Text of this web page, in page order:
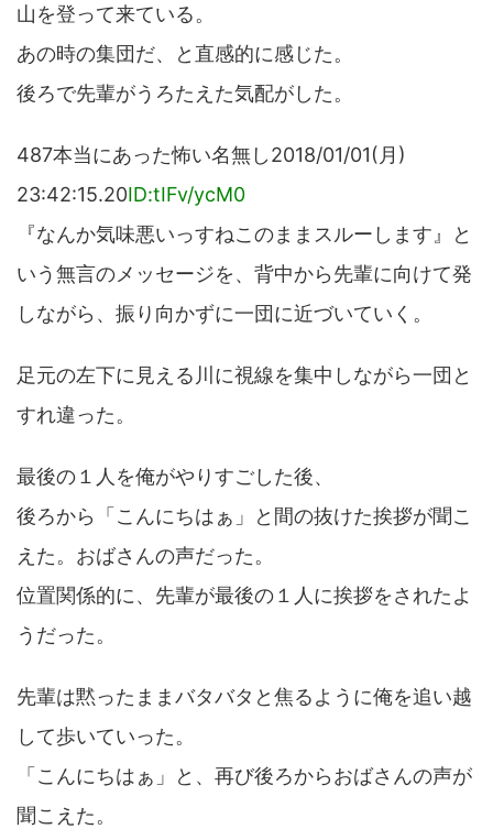
山を登って来ている。
あの時の集団だ、と直感的に感じた。
後ろで先輩がうろたえた気配がした。
487本当にあった怖い名無し2018/01/01(月)
23:42:15.20ID:tIFv/ycM0
『なんか気味悪いっすねこのままスルーします』と
いう無言のメッセージを、背中から先輩に向けて発
しながら、振り向かずに一団に近づいていく。
足元の左下に見える川に視線を集中しながら一団と
すれ違った。
最後の１人を俺がやりすごした後、
後ろから「こんにちはぁ」と間の抜けた挨拶が聞こ
えた。おばさんの声だった。
位置関係的に、先輩が最後の１人に挨拶をされたよ
うだった。
先輩は黙ったままバタバタと焦るように俺を追い越
して歩いていった。
「こんにちはぁ」と、再び後ろからおばさんの声が
聞こえた。